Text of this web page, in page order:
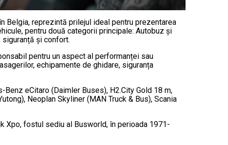
Belgia, reprezintă prilejul ideal pentru prezentarea
pentru două categorii principale: Autobuz și
siguranță și confort.
pentru un aspect al performanței sau
echipamente de ghidare, siguranța
eCitaro (Daimler Buses), H2.City Gold 18 m,
Neoplan Skyliner (MAN Truck & Bus), Scania
Xpo, fostul sediu al Busworld, în perioada 1971-